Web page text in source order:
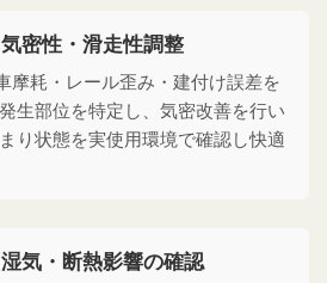
気密性・滑走性調整
摩耗・レール歪み・建付け誤差を
生部位を特定し、気密改善を行い
り状態を実使用環境で確認し快適
湿気・断熱影響の確認